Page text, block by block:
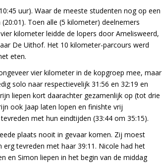
uur). Waar de meeste studenten nog op een
Toen alle (5 kilometer) deelnemers
kilometer leidde de lopers door Amelisweerd,
De Uithof. Het 10 kilometer-parcours werd
eten.
vier kilometer in de kopgroep mee, maar
solo naar respectievelijk 31:56 en 32:19 en
liepen kort daarachter gezamenlijk op (tot drie
ook Jaap laten lopen en finishte vrij
met hun eindtijden (33:44 om 35:15).
plaats nooit in gevaar komen. Zij moest
tevreden met haar 39:11. Nicole had het
en Simon liepen in het begin van de middag